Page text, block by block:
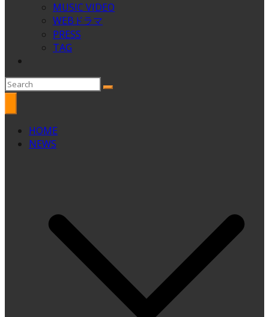
MUSIC VIDEO
WEBドラマ
PRESS
TAG
HOME
NEWS